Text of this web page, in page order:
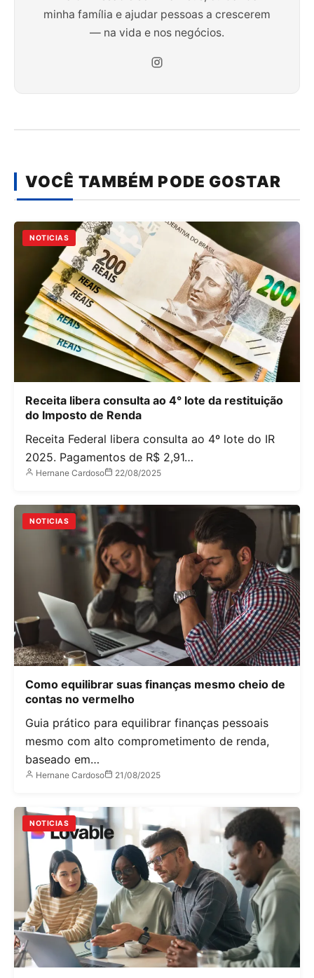
minha família e ajudar pessoas a crescerem
— na vida e nos negócios.
VOCÊ TAMBÉM PODE GOSTAR
NOTICIAS
Receita libera consulta ao 4° lote da restituição
do Imposto de Renda
Receita Federal libera consulta ao 4º lote do IR
2025. Pagamentos de R$ 2,91…
Hernane Cardoso 22/08/2025
NOTICIAS
Como equilibrar suas finanças mesmo cheio de
contas no vermelho
Guia prático para equilibrar finanças pessoais
mesmo com alto comprometimento de renda,
baseado em…
Hernane Cardoso 21/08/2025
NOTICIAS